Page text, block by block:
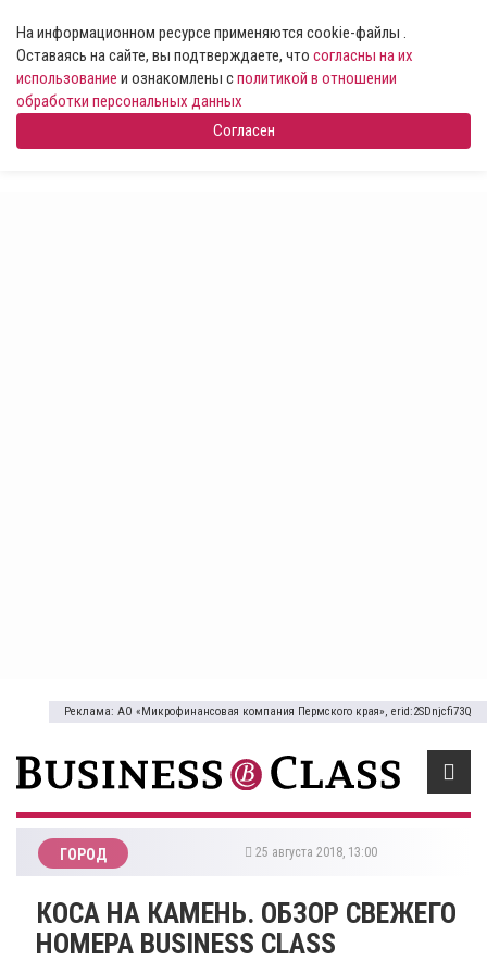
На информационном ресурсе применяются cookie-файлы .
Оставаясь на сайте, вы подтверждаете, что согласны на их
использование и ознакомлены сполитикой в отношении
обработки персональных данных
Согласен
Реклама: АО «Микрофинансовая компания Пермского края», erid:2SDnjcfi73Q
ГОРОД 25 августа 2018, 13:00
​КОСА НА КАМЕНЬ. ОБЗОР СВЕЖЕГО
НОМЕРА BUSINESS CLASS